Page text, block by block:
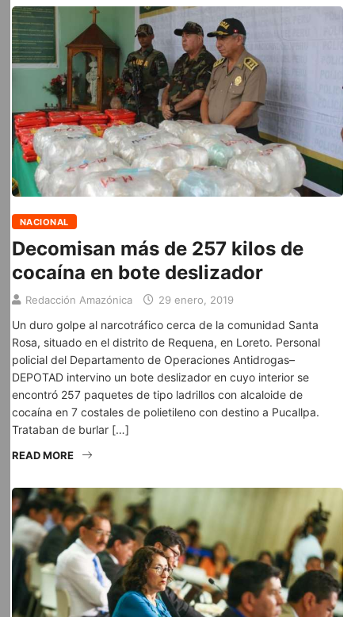
NACIONAL
Decomisan más de 257 kilos de
cocaína en bote deslizador
Redacción Amazónica 29 enero, 2019
Un duro golpe al narcotráfico cerca de la comunidad Santa
Rosa, situado en el distrito de Requena, en Loreto. Personal
policial del Departamento de Operaciones Antidrogas–
DEPOTAD intervino un bote deslizador en cuyo interior se
encontró 257 paquetes de tipo ladrillos con alcaloide de
cocaína en 7 costales de polietileno con destino a Pucallpa.
Trataban de burlar […]
READ MORE